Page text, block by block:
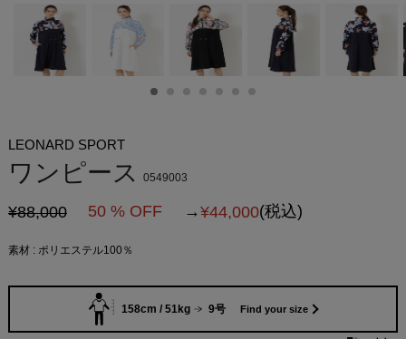
LEONARD SPORT
ワンピース 0549003
¥88,000 50 % OFF →¥44,000(税込)
素材 : ポリエステル100％
158cm / 51kg 9号 Find your size